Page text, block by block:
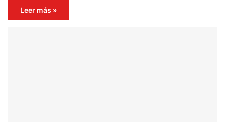
Leer más »